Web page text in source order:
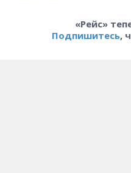
«Рейс»
Подпишитесь,